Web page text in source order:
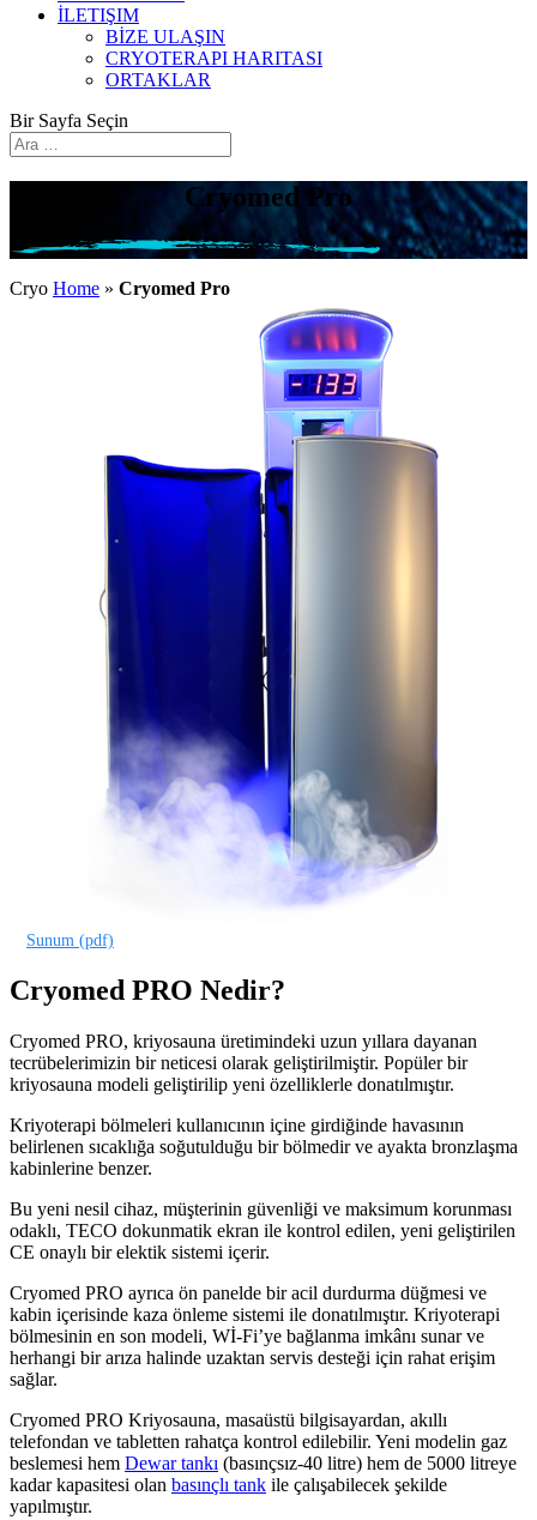
İLETIŞIM
BİZE ULAŞIN
CRYOTERAPI HARITASI
ORTAKLAR
Bir Sayfa Seçin
Cryomed Pro
Cryo Home » Cryomed Pro
Sunum (pdf)
Cryomed PRO Nedir?
Cryomed PRO, kriyosauna üretimindeki uzun yıllara dayanan
tecrübelerimizin bir neticesi olarak geliştirilmiştir. Popüler bir
kriyosauna modeli geliştirilip yeni özelliklerle donatılmıştır.
Kriyoterapi bölmeleri kullanıcının içine girdiğinde havasının
belirlenen sıcaklığa soğutulduğu bir bölmedir ve ayakta bronzlaşma
kabinlerine benzer.
Bu yeni nesil cihaz, müşterinin güvenliği ve maksimum korunması
odaklı, TECO dokunmatik ekran ile kontrol edilen, yeni geliştirilen
CE onaylı bir elektik sistemi içerir.
Cryomed PRO ayrıca ön panelde bir acil durdurma düğmesi ve
kabin içerisinde kaza önleme sistemi ile donatılmıştır. Kriyoterapi
bölmesinin en son modeli, Wİ-Fi’ye bağlanma imkânı sunar ve
herhangi bir arıza halinde uzaktan servis desteği için rahat erişim
sağlar.
Cryomed PRO Kriyosauna, masaüstü bilgisayardan, akıllı
telefondan ve tabletten rahatça kontrol edilebilir. Yeni modelin gaz
beslemesi hem Dewar tankı (basınçsız-40 litre) hem de 5000 litreye
kadar kapasitesi olan basınçlı tank ile çalışabilecek şekilde
yapılmıştır.